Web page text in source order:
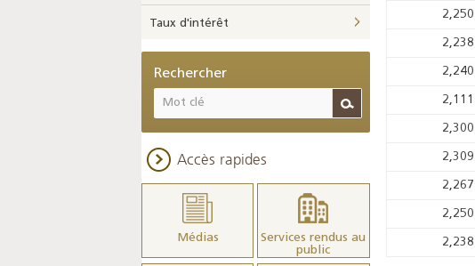
2,250
2,238
2,240
2,111
2,300
2,309
2,267
2,250
2,238
Taux d'intérêt
Rechercher
Accès rapides
Médias
Services rendus au
public